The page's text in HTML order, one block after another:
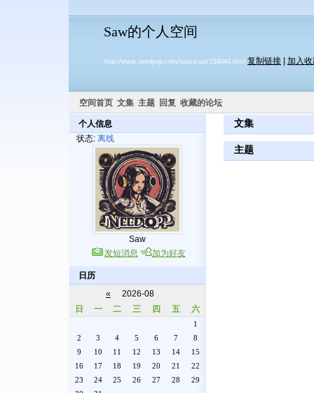
Saw的个人空间
http://www.needpop.com/space-uid-134044.html 复制链接 加入
空间首页 文集 主题 回复 收藏的论坛
个人信息
状态: 离线
Saw
发短消息
加为好友
日历
«
2026-08
日
一 二 三 四 五 六
1
2
3 4 5 6 7
8
9
10 11 12 13 14
15
16
17 18 19 20 21
22
23
24 25 26 27 28
29
文集
主题